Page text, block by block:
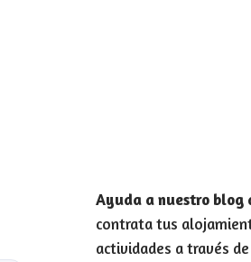
Ayuda a nuestro blog
contrata tus
actividades a través